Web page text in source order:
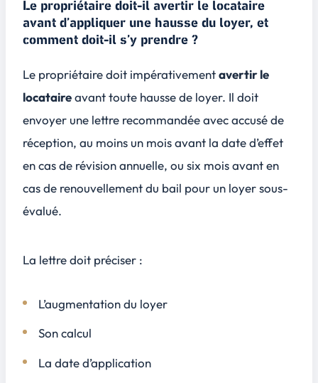
Le propriétaire doit-il avertir le locataire
avant d’appliquer une hausse du loyer, et
comment doit-il s’y prendre ?
Le propriétaire doit impérativementavertir le
locataireavant toute hausse de loyer. Il doit
envoyer une lettre recommandée avec accusé de
réception, au moins un mois avant la date d’effet
en cas de révision annuelle, ou six mois avant en
cas de renouvellement du bail pour un loyer sous-
évalué.
La lettre doit préciser :
L’augmentation du loyer
Son calcul
La date d’application